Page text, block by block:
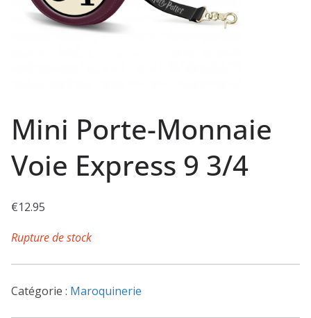
Mini Porte-Monnaie
Voie Express 9 3/4
€12.95
Rupture de stock
Catégorie : Maroquinerie